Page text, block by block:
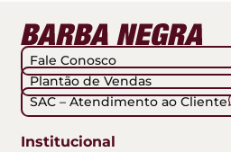
Fale Conosco
Plantão de Vendas
SAC – Atendimento ao Cliente
Institucional